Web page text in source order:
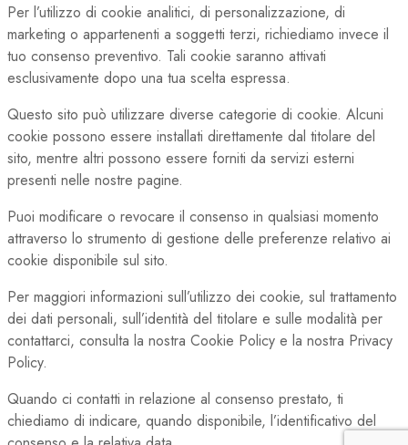
Per l’utilizzo di cookie analitici, di personalizzazione, di
marketing o appartenenti a soggetti terzi, richiediamo invece il
tuo consenso preventivo. Tali cookie saranno attivati
esclusivamente dopo una tua scelta espressa.
Questo sito può utilizzare diverse categorie di cookie. Alcuni
cookie possono essere installati direttamente dal titolare del
sito, mentre altri possono essere forniti da servizi esterni
presenti nelle nostre pagine.
Puoi modificare o revocare il consenso in qualsiasi momento
attraverso lo strumento di gestione delle preferenze relativo ai
cookie disponibile sul sito.
Per maggiori informazioni sull’utilizzo dei cookie, sul trattamento
dei dati personali, sull’identità del titolare e sulle modalità per
contattarci, consulta la nostra Cookie Policy e la nostra Privacy
Policy.
Quando ci contatti in relazione al consenso prestato, ti
chiediamo di indicare, quando disponibile, l’identificativo del